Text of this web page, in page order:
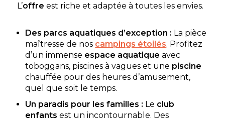
L’offre est riche et adaptée à toutes les envies.
Des parcs aquatiques d’exception : La pièce
maîtresse de nos campings étoilés. Profitez
d’un immense espace aquatique avec
toboggans, piscines à vagues et une piscine
chauffée pour des heures d’amusement,
quel que soit le temps.
Un paradis pour les familles : Le club
enfants est un incontournable. Des
Camping Atlantic Club Montalivet
Vendays-Montalivet, Gironde , Nouvelle-Aquitaine
★ 4.4/5 (17 avis)